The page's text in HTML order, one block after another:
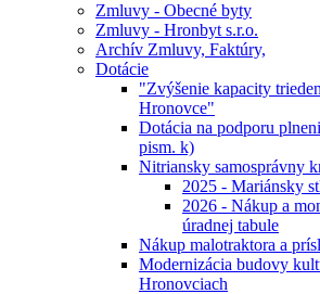
Zmluvy - Obecné byty
Zmluvy - Hronbyt s.r.o.
Archív Zmluvy, Faktúry,
Dotácie
"Zvýšenie kapacity
Hronovce"
Dotácia na podporu
pism. k)
Nitriansky samosprávny
2025 - Mariánsky
2026 - Nákup a
úradnej tabule
Nákup malotraktora a
Modernizácia budovy
Hronovciach